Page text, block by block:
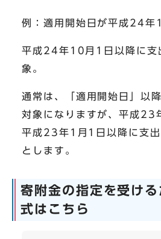
例：適用開始日が平成24年
平成24年10月1日以降に支
象。
通常は、「適用開始日」以
対象になりますが、平成23
平成23年1月1日以降に支出
とします。
寄附金の指定を受け
式はこちら